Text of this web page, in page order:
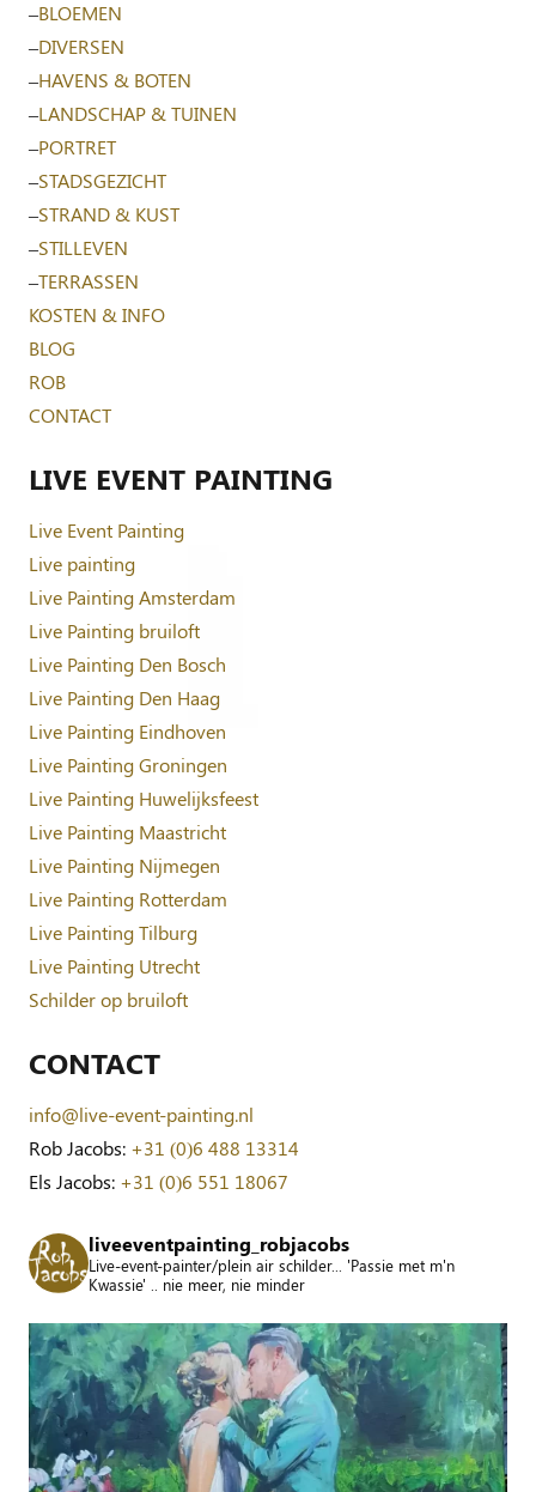
–BLOEMEN
–DIVERSEN
–HAVENS & BOTEN
–LANDSCHAP & TUINEN
–PORTRET
–STADSGEZICHT
–STRAND & KUST
–STILLEVEN
–TERRASSEN
KOSTEN & INFO
BLOG
ROB
CONTACT
LIVE EVENT PAINTING
Live Event Painting
Live painting
Live Painting Amsterdam
Live Painting bruiloft
Live Painting Den Bosch
Live Painting Den Haag
Live Painting Eindhoven
Live Painting Groningen
Live Painting Huwelijksfeest
Live Painting Maastricht
Live Painting Nijmegen
Live Painting Rotterdam
Live Painting Tilburg
Live Painting Utrecht
Schilder op bruiloft
CONTACT
info@live-event-painting.nl
Rob Jacobs: +31 (0)6 488 13314
Els Jacobs: +31 (0)6 551 18067
liveeventpainting_robjacobs
Live-event-painter/plein air schilder... 'Passie met m'n
Kwassie' .. nie meer, nie minder